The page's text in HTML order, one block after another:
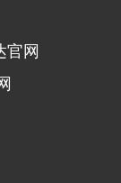
官网